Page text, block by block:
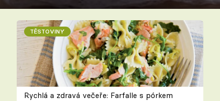
TĚSTOVINY
Rychlá a zdravá večeře: Farfalle s pórkem